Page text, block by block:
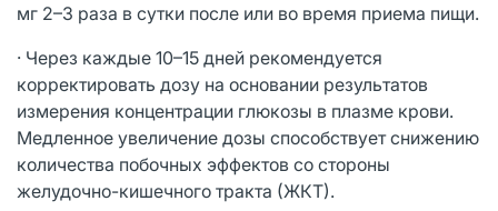
мг 2–3 раза в сутки после или во время приема пищи.
· Через каждые 10–15 дней рекомендуется
корректировать дозу на основании результатов
измерения концентрации глюкозы в плазме крови.
Медленное увеличение дозы способствует снижению
количества побочных эффектов со стороны
желудочно-кишечного тракта (ЖКТ).